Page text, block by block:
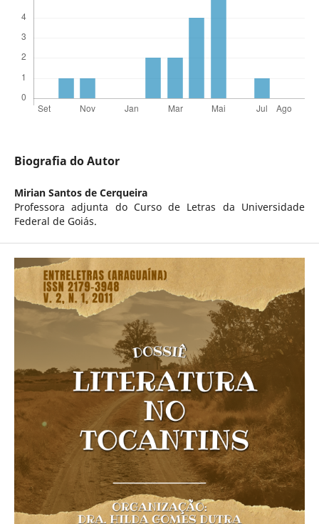
Biografia do Autor
Mirian Santos de Cerqueira
Professora adjunta do Curso de Letras da Universidade
Federal de Goiás.